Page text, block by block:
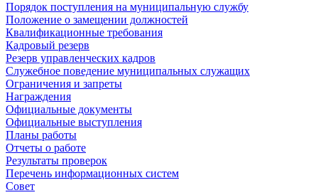
Порядок поступления на муниципальную службу
Положение о замещении должностей
Квалификационные требования
Кадровый резерв
Резерв управленческих кадров
Служебное поведение муниципальных служащих
Ограничения и запреты
Награждения
Официальные документы
Официальные выступления
Планы работы
Отчеты о работе
Результаты проверок
Перечень информационных систем
Совет